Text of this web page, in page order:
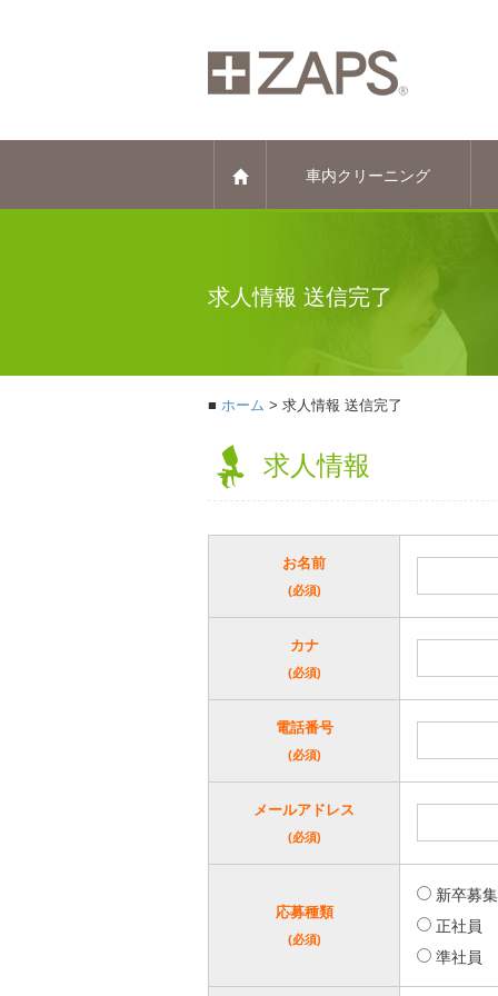
車内クリーニング
求人情報 送信完了
ホーム 求人情報 送信完了
求人情報
お名前
(必須)
カナ
(必須)
電話番号
(必須)
メールアドレス
(必須)
応募種類
(必須)
新卒募集
正社員
準社員